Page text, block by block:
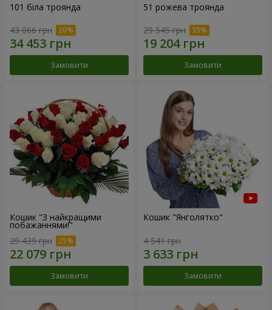
101 біла троянда
43 066 грн
Замовити
51 рожева троянда
29 545 грн
Замовити
Кошик "З найкращими
побажаннями!"
29 439 грн
Замовити
Кошик "Янголятко"
4 541 грн
Замовити